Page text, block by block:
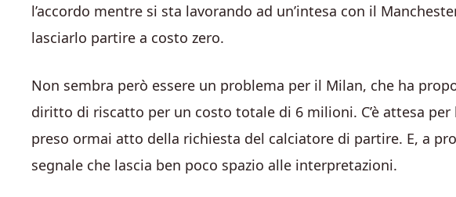
l’accordo mentre si sta lavorando ad un’intesa con il
lasciarlo partire a costo zero.
Non sembra però essere un problema per il Milan, che ha
diritto di riscatto per un costo totale di 6 milioni. C’è attesa per
preso ormai atto della richiesta del calciatore di partire. E, a
segnale che lascia ben poco spazio alle interpretazioni.